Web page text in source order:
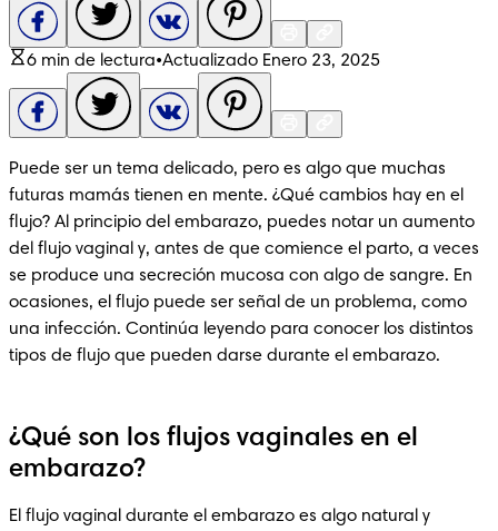
6 min de lectura•Actualizado Enero 23, 2025
Puede ser un tema delicado, pero es algo que muchas
futuras mamás tienen en mente. ¿Qué cambios hay en el
flujo? Al principio del embarazo, puedes notar un aumento
del flujo vaginal y, antes de que comience el parto, a veces
se produce una secreción mucosa con algo de sangre. En
ocasiones, el flujo puede ser señal de un problema, como
una infección. Continúa leyendo para conocer los distintos
tipos de flujo que pueden darse durante el embarazo.
¿Qué son los flujos vaginales en el
embarazo?
El flujo vaginal durante el embarazo es algo natural y